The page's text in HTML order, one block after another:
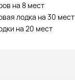
на 8 мест
лодка на 30 мест
на 20 мест